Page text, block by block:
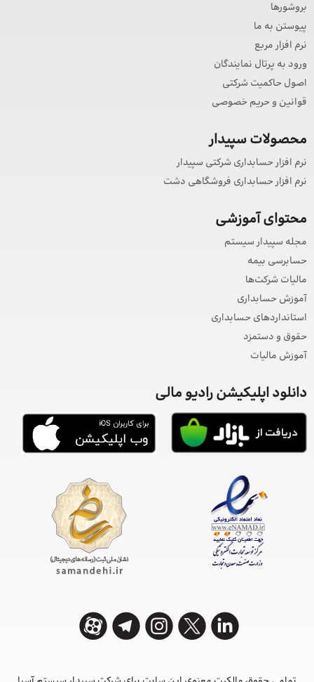
بروشورها
پیوستن به ما
نرم افزار مربع
ورود به پرتال نمایندگان
اصول حاکمیت شرکتی
قوانین و حریم خصوصی
محصولات سپیدار
نرم افزار حسابداری شرکتی سپیدار
نرم افزار حسابداری فروشگاهی دشت
محتوای آموزشی
مجله سپیدار سیستم
حسابرسی بیمه
مالیات شرکت‌ها
آموزش حسابداری
استانداردهای حسابداری
حقوق و دستمزد
آموزش مالیات
دانلود اپلیکیشن رادیو مالی